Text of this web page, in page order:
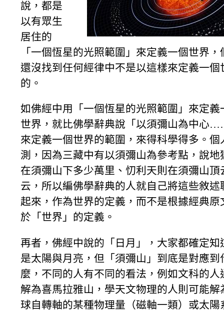
說，都是
以有眾生
居住的
「一個恆星的光照範圍」來定義一個世界，
還沒找到任何經律中不是以這樣來定義一個
的。
如佛經中用「一個恆星的光照範圍」來定義
世界，就比佛學辭典說「以須彌山為中心
來定義一個世界的範圍，來得科學得多。個
測，因為三藏中有以須彌山為參考點，說地
在須彌山下多少萬里、忉利天則在須彌山頂
云，所以編佛學辭典的人就自己將這些敘述
起來，作為世界的定義，而不是根據經典原
於「世界」的定義。
再者，佛經中說的「日月」，大家都確定知
是太陽與月亮，但「須彌山」到底是對應到
麼，不同的人有不同的看法，例如文科的人
解為喜馬拉雅山，學天文物理的人則可能解
球自轉軸的某種物理量（磁軸一類）或太陽